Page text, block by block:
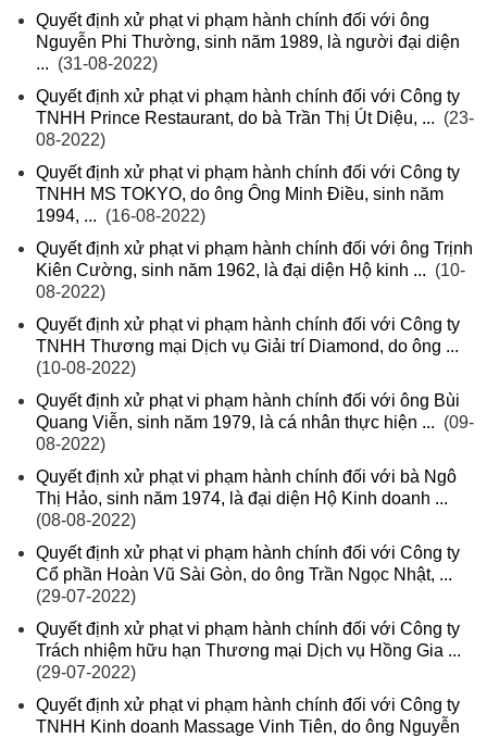
Quyết định xử phạt vi phạm hành chính đối với ông
Nguyễn Phi Thường, sinh năm 1989, là người đại diện
... (31-08-2022)
Quyết định xử phạt vi phạm hành chính đối với Công ty
TNHH Prince Restaurant, do bà Trần Thị Út Diệu, ... (23-
08-2022)
Quyết định xử phạt vi phạm hành chính đối với Công ty
TNHH MS TOKYO, do ông Ông Minh Điều, sinh năm
1994, ... (16-08-2022)
Quyết định xử phạt vi phạm hành chính đối với ông Trịnh
Kiên Cường, sinh năm 1962, là đại diện Hộ kinh ... (10-
08-2022)
Quyết định xử phạt vi phạm hành chính đối với Công ty
TNHH Thương mại Dịch vụ Giải trí Diamond, do ông ...
(10-08-2022)
Quyết định xử phạt vi phạm hành chính đối với ông Bùi
Quang Viễn, sinh năm 1979, là cá nhân thực hiện ... (09-
08-2022)
Quyết định xử phạt vi phạm hành chính đối với bà Ngô
Thị Hảo, sinh năm 1974, là đại diện Hộ Kinh doanh ...
(08-08-2022)
Quyết định xử phạt vi phạm hành chính đối với Công ty
Cổ phần Hoàn Vũ Sài Gòn, do ông Trần Ngọc Nhật, ...
(29-07-2022)
Quyết định xử phạt vi phạm hành chính đối với Công ty
Trách nhiệm hữu hạn Thương mại Dịch vụ Hồng Gia ...
(29-07-2022)
Quyết định xử phạt vi phạm hành chính đối với Công ty
TNHH Kinh doanh Massage Vinh Tiên, do ông Nguyễn